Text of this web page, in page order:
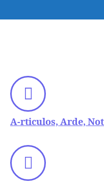
A-rticulos, Arde,